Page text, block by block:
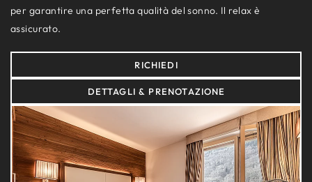
per garantire una perfetta qualità del sonno. Il relax è
assicurato.
RICHIEDI
DETTAGLI & PRENOTAZIONE